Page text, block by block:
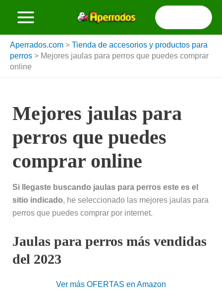
Buscar
por:
Aperrados.com > Tienda de accesorios y productos para
perros > Mejores jaulas para perros que puedes comprar
online
Mejores jaulas para
perros que puedes
comprar online
Si llegaste buscando jaulas para perros este es el
sitio indicado, he seleccionado las mejores jaulas para
perros que puedes comprar por internet.
Jaulas para perros más vendidas
del 2023
Ver más OFERTAS en Amazon